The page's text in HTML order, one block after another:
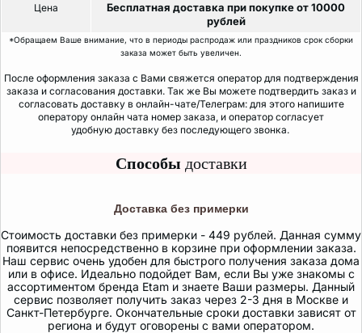
Цена
Бесплатная доставка при покупке от 10000
рублей
*Обращаем Ваше внимание, что в периоды распродаж или праздников срок сборки
заказа может быть увеличен.
После оформления заказа с Вами свяжется оператор для подтверждения
заказа и согласования доставки. Так же Вы можете подтвердить заказ и
согласовать доставку в онлайн-чате/Телеграм: для этого напишите
оператору онлайн чата номер заказа, и оператор согласует
удобную доставку без последующего звонка.
Способы доставки
Доставка без примерки
Стоимость доставки без примерки - 449 рублей. Данная сумму
появится непосредственно в корзине при оформлении заказа.
Наш сервис очень удобен для быстрого получения заказа дома
или в офисе. Идеально подойдет Вам, если Вы уже знакомы с
ассортиментом бренда Etam и знаете Ваши размеры. Данный
сервис позволяет получить заказ через 2-3 дня в Москве и
Санкт-Петербурге. Окончательные сроки доставки зависят от
региона и будут оговорены с вами оператором.